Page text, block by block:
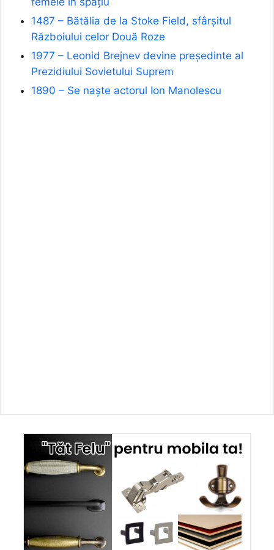
1487 – Bătălia de la Stoke Field, sfârșitul
Războiului celor Două Roze
1977 – Leonid Brejnev devine președinte al
Prezidiului Sovietului Suprem
1890 – Se naște actorul Ion Manolescu